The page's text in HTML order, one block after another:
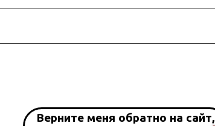
Верните меня обратно на сайт,